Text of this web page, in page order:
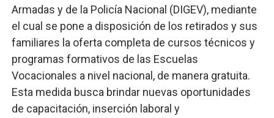
Armadas y de la Policía Nacional (DIGEV), mediante
el cual se pone a disposición de los retirados y sus
familiares la oferta completa de cursos técnicos y
programas formativos de las Escuelas
Vocacionales a nivel nacional, de manera gratuita.
Esta medida busca brindar nuevas oportunidades
de capacitación, inserción laboral y